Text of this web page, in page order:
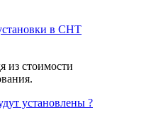
в СНТ
из стоимости
установлены ?